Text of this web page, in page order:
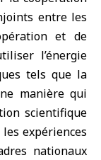
entre les
et de
l’énergie
tels que la
manière qui
scientifique
expériences
nationaux